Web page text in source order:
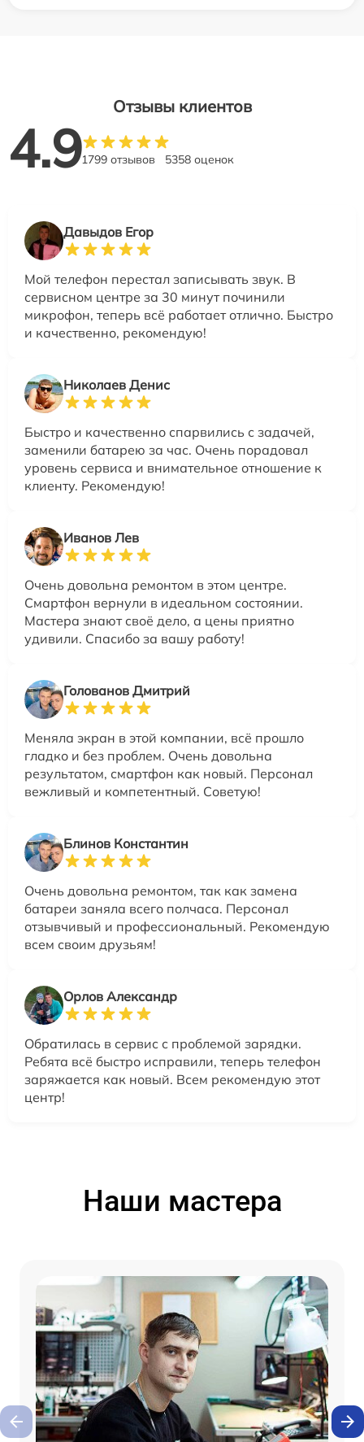
Отзывы клиентов
4.91799 отзывов 5358 оценок
Давыдов Егор
Мой телефон перестал записывать звук. В
сервисном центре за 30 минут починили
микрофон, теперь всё работает отлично. Быстро
и качественно, рекомендую!
Николаев Денис
Быстро и качественно спарвились с задачей,
заменили батарею за час. Очень порадовал
уровень сервиса и внимательное отношение к
клиенту. Рекомендую!
Иванов Лев
Очень довольна ремонтом в этом центре.
Смартфон вернули в идеальном состоянии.
Мастера знают своё дело, а цены приятно
удивили. Спасибо за вашу работу!
Голованов Дмитрий
Меняла экран в этой компании, всё прошло
гладко и без проблем. Очень довольна
результатом, смартфон как новый. Персонал
вежливый и компетентный. Советую!
Блинов Константин
Очень довольна ремонтом, так как замена
батареи заняла всего полчаса. Персонал
отзывчивый и профессиональный. Рекомендую
всем своим друзьям!
Орлов Александр
Обратилась в сервис с проблемой зарядки.
Ребята всё быстро исправили, теперь телефон
заряжается как новый. Всем рекомендую этот
центр!
Наши мастера